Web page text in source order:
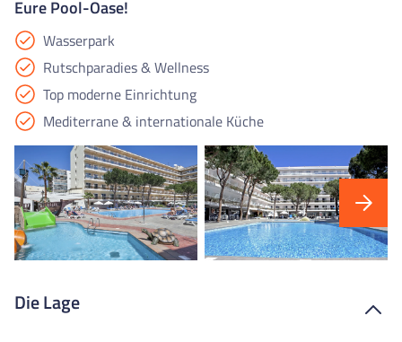
Eure Pool-Oase!
Wasserpark
Rutschparadies & Wellness
Top moderne Einrichtung
Mediterrane & internationale Küche
Die Lage